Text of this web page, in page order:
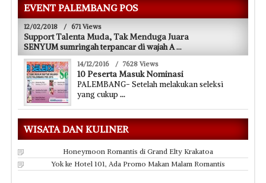
EVENT PALEMBANG POS
12/02/2018 / 671 Views
Support Talenta Muda, Tak Menduga Juara
SENYUM sumringah terpancar di wajah A...
14/12/2016 / 7628 Views
10 Peserta Masuk Nominasi
PALEMBANG- Setelah melakukan seleksi
yang cukup ...
WISATA DAN KULINER
Honeymoon Romantis di Grand Elty Krakatoa
Yok ke Hotel 101, Ada Promo Makan Malam Romantis